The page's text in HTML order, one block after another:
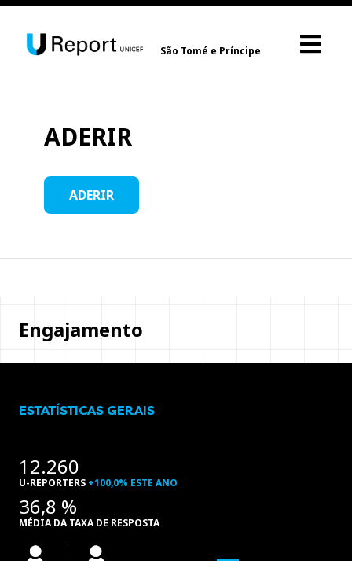
São Tomé e Príncipe
ADERIR
ADERIR
Engajamento
ESTATÍSTICAS GERAIS
12.260
U-REPORTERS +100,0% ESTE ANO
36,8 %
MÉDIA DA TAXA DE RESPOSTA